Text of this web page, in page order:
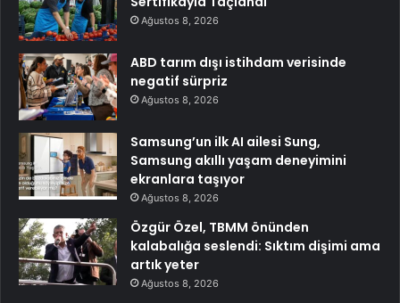
Ağustos 8, 2026
ABD tarım dışı istihdam verisinde
negatif sürpriz
Ağustos 8, 2026
Samsung’un ilk AI ailesi Sung,
Samsung akıllı yaşam deneyimini
ekranlara taşıyor
Ağustos 8, 2026
Özgür Özel, TBMM önünden
kalabalığa seslendi: Sıktım dişimi ama
artık yeter
Ağustos 8, 2026